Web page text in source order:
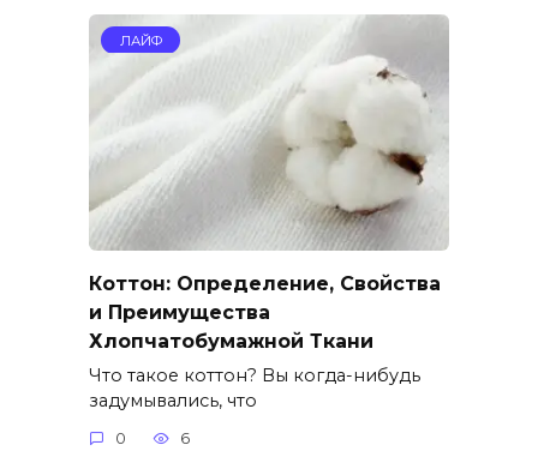
ЛАЙФ
Коттон: Определение, Свойства
и Преимущества
Хлопчатобумажной Ткани
Что такое коттон? Вы когда-нибудь
задумывались, что
0 6